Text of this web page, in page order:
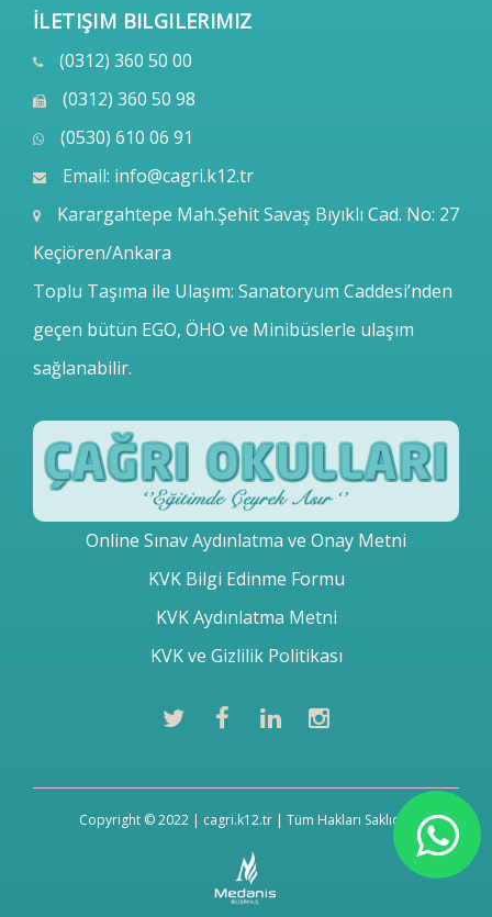
İLETIŞIM BILGILERIMIZ
(0312) 360 50 00
(0312) 360 50 98
(0530) 610 06 91
Email: info@cagri.k12.tr
Karargahtepe Mah.Şehit Savaş Bıyıklı Cad. No: 27
Keçiören/Ankara
Toplu Taşıma ile Ulaşım: Sanatoryum Caddesi’nden
geçen bütün EGO, ÖHO ve Minibüslerle ulaşım
sağlanabilir.
Online Sınav Aydınlatma ve Onay Metni
KVK Bilgi Edinme Formu
KVK Aydınlatma Metni
KVK ve Gizlilik Politikası
Copyright © 2022 | cagri.k12.tr | Tüm Hakları Saklıdır.